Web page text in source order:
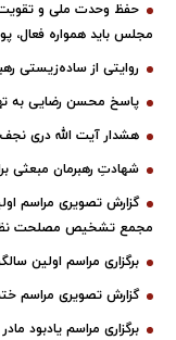
حفظ وحدت ملی و تقویت
مجلس باید همواره فعال،
روایتی از ساده‌زیستی
پاسخ محسن رضایی به
هشدار آیت الله دری
شهادتِ رهبرمان مبعثی
گزارش تصویری مراسم
مجمع تشخیص مصلحت
برگزاری مراسم اولین
گزارش تصویری مراسم ختم
برگزاری مراسم یادبود